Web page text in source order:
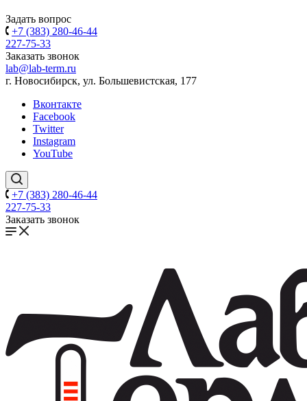
Задать вопрос
+7 (383) 280-46-44
227-75-33
Заказать звонок
lab@lab-term.ru
г. Новосибирск, ул. Большевистская, 177
Вконтакте
Facebook
Twitter
Instagram
YouTube
+7 (383) 280-46-44
227-75-33
Заказать звонок